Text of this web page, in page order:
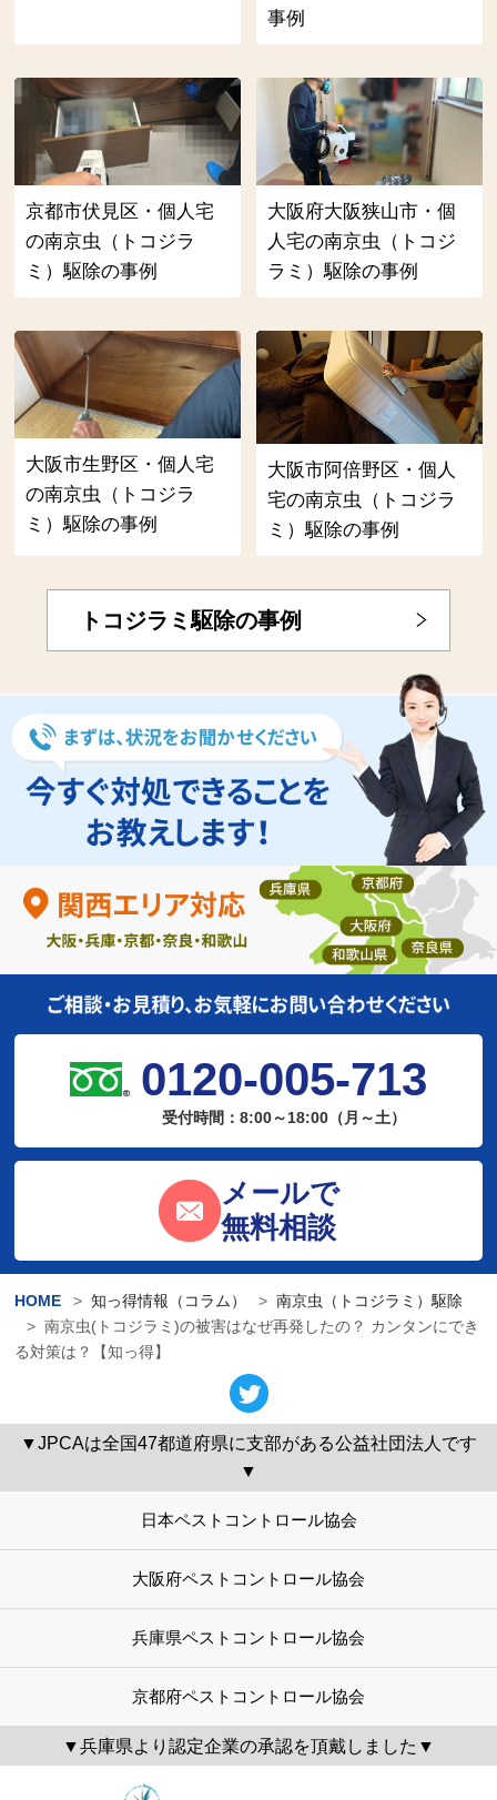
事例
京都市伏見区・個人宅
の南京虫（トコジラ
ミ）駆除の事例
大阪府大阪狭山市・個
人宅の南京虫（トコジ
ラミ）駆除の事例
大阪市生野区・個人宅
の南京虫（トコジラ
ミ）駆除の事例
大阪市阿倍野区・個人
宅の南京虫（トコジラ
ミ）駆除の事例
トコジラミ駆除の事例
0120-005-713
受付時間：8:00～18:00（月～土）
メールで
無料相談
HOME 知っ得情報（コラム）
南京虫（トコジラミ）駆除
南京虫(トコジラミ)の被害はなぜ再発したの？ カンタンにでき
る対策は？【知っ得】
▼JPCAは全国47都道府県に支部がある公益社団法人です
▼
日本ペストコントロール協会
大阪府ペストコントロール協会
兵庫県ペストコントロール協会
京都府ペストコントロール協会
▼兵庫県より認定企業の承認を頂戴しました▼